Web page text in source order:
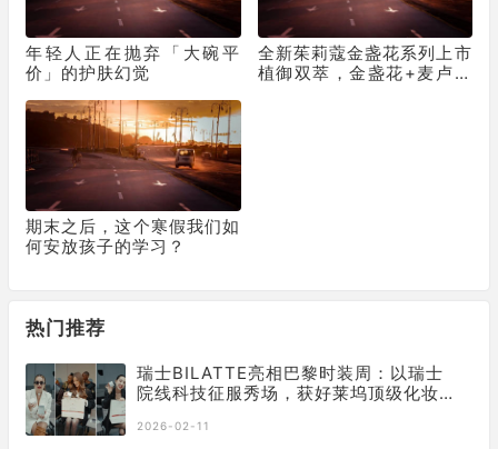
年轻人正在抛弃「大碗平
价」的护肤幻觉
全新茱莉蔻金盏花系列上市
植御双萃，金盏花+麦卢卡
期末之后，这个寒假我们如
何安放孩子的学习？
热门推荐
瑞士BILATTE亮相巴黎时装周：以瑞士
院线科技征服秀场，获好莱坞顶级化妆
2026-02-11